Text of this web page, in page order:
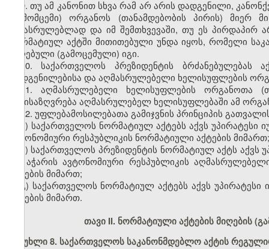
9. თუ ამ კანონით სხვა რამ არ არის დადგენილი,
(გამომცემი) ორგანოს (თანამდებობის პირის)
შესასრულებლად და იმ შემთხვევაში, თუ ეს პირდაპირ
ნორმატიულ აქტში მითითებული უნდა იყოს, რომელი
მიღებული (გამოცემული) იგი.
10. საქართველოს პრეზიდენტის
დადგენილებისა და აღმასრულებელი ხელისუფლების
11. აღმასრულებელი ხელისუფლების ორგანოთა
განისაზღვრება აღმასრულებელ ხელისუფლებაში ამ
12. უფლებამოსილებათა გამიჯვნის პრინციპის
ა) საქართველოს ნორმატიულ აქტებს აქვს
ავტონომიური რესპუბლიკის ნორმატიული აქტების მიმართ;
ბ) საქართველოს პრეზიდენტის ნორმატიულ აქტს
და აჭარის ავტონომიური რესპუბლიკის
აქტების მიმართ;
გ) საქართველოს ნორმატიულ აქტებს აქვს
აქტების მიმართ.
თავი II. ნორმატიული აქტების მიღების
მუხლი 8. საქართველოს საკანონმდებლო აქტის